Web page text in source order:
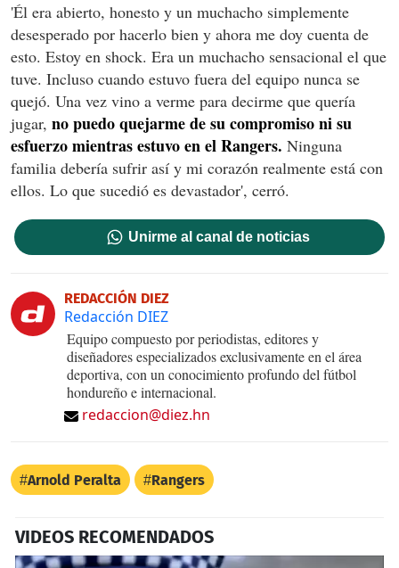
'Él era abierto, honesto y un muchacho simplemente
desesperado por hacerlo bien y ahora me doy cuenta de
esto. Estoy en shock. Era un muchacho sensacional el que
tuve. Incluso cuando estuvo fuera del equipo nunca se
quejó. Una vez vino a verme para decirme que quería
jugar, no puedo quejarme de su compromiso ni su
esfuerzo mientras estuvo en el Rangers. Ninguna
familia debería sufrir así y mi corazón realmente está con
ellos. Lo que sucedió es devastador', cerró.
Unirme al canal de noticias
REDACCIÓN DIEZ
Redacción DIEZ
Equipo compuesto por periodistas, editores y
diseñadores especializados exclusivamente en el área
deportiva, con un conocimiento profundo del fútbol
hondureño e internacional.
redaccion@diez.hn
Arnold Peralta Rangers
VIDEOS RECOMENDADOS